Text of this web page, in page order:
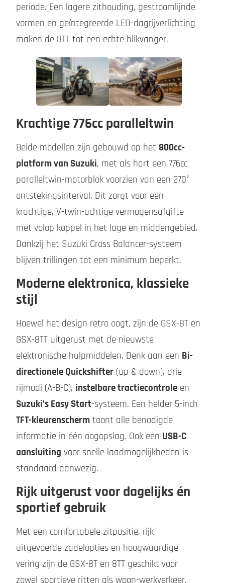
periode. Een lagere zithouding, gestroomlijnde
vormen en geïntegreerde LED-dagrijverlichting
maken de 8TT tot een echte blikvanger.
Krachtige 776cc paralleltwin
Beide modellen zijn gebouwd op het 800cc-
platform van Suzuki, met als hart een 776cc
paralleltwin-motorblok voorzien van een 270°
ontstekingsinterval. Dit zorgt voor een
krachtige, V-twin-achtige vermogensafgifte
met volop koppel in het lage en middengebied.
Dankzij het Suzuki Cross Balancer-systeem
blijven trillingen tot een minimum beperkt.
Moderne elektronica, klassieke
stijl
Hoewel het design retro oogt, zijn de GSX-8T en
GSX-8TT uitgerust met de nieuwste
elektronische hulpmiddelen. Denk aan een Bi-
directionele Quickshifter (up & down), drie
rijmodi (A-B-C), instelbare tractiecontrole en
Suzuki’s Easy Start-systeem. Een helder 5-inch
TFT-kleurenscherm toont alle benodigde
informatie in één oogopslag. Ook een USB-C
aansluiting voor snelle laadmogelijkheden is
standaard aanwezig.
Rijk uitgerust voor dagelijks én
sportief gebruik
Met een comfortabele zitpositie, rijk
uitgevoerde zadelopties en hoogwaardige
vering zijn de GSX-8T en 8TT geschikt voor
zowel sportieve ritten als woon-werkverkeer.